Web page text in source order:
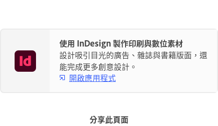
使用 InDesign 製作印刷與數位素材
設計吸引目光的廣告、雜誌與書籍版面，還
能完成更多創意設計。
開啟應用程式
分享此頁面